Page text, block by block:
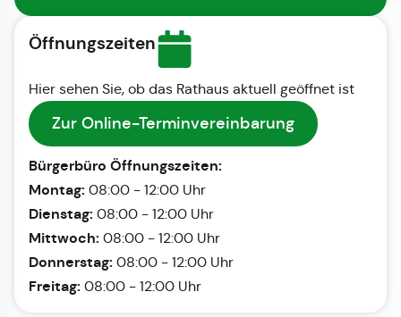
Öffnungszeiten
Hier sehen Sie, ob das Rathaus aktuell geöffnet ist
Zur Online-Terminvereinbarung
Bürgerbüro Öffnungszeiten:
Montag: 08:00 - 12:00 Uhr
Dienstag: 08:00 - 12:00 Uhr
Mittwoch: 08:00 - 12:00 Uhr
Donnerstag: 08:00 - 12:00 Uhr
Freitag: 08:00 - 12:00 Uhr